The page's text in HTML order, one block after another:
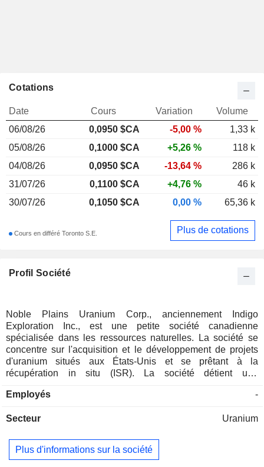
Profil Société
Noble Plains Uranium Corp., anciennement Indigo
Exploration Inc., est une petite société canadienne
spécialisée dans les ressources naturelles. La société se
concentre sur l'acquisition et le développement de projets
d'uranium situés aux États-Unis et se prêtant à la
récupération in situ (ISR). La société détient une
un projet d'uranium très prometteur situé dans le bassin de
comprend 71 concessions minières non brevetées couvrant
participation de 100 % dans le permis de Hantoukoura, qui
couvre 238 km² et se trouve à proximité de la frontière avec
Employés -
Secteur Uranium
Plus d'informations sur la société
Cotations
Date Cours Variation
Volume
06/08/26
0,0950 $CA -5,00 %
1,33 k
05/08/26
0,1000 $CA +5,26 %
118 k
04/08/26
0,0950 $CA -13,64 %
286 k
31/07/26
0,1100 $CA +4,76 %
46 k
30/07/26
0,1050 $CA 0,00 % 65,36 k
Cours en différé Toronto S.E. Plus de cotations